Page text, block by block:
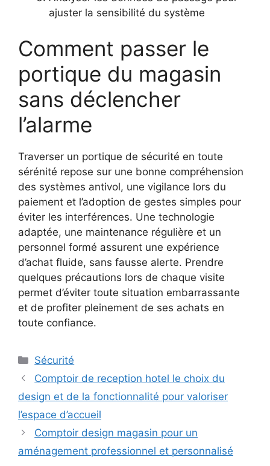
ajuster la sensibilité du système
Comment passer le
portique du magasin
sans déclencher
l’alarme
Traverser un portique de sécurité en toute
sérénité repose sur une bonne compréhension
des systèmes antivol, une vigilance lors du
paiement et l’adoption de gestes simples pour
éviter les interférences. Une technologie
adaptée, une maintenance régulière et un
personnel formé assurent une expérience
d’achat fluide, sans fausse alerte. Prendre
quelques précautions lors de chaque visite
permet d’éviter toute situation embarrassante
et de profiter pleinement de ses achats en
toute confiance.
Catégories
Sécurité
Comptoir de reception hotel le choix du
design et de la fonctionnalité pour valoriser
l’espace d’accueil
Comptoir design magasin pour un
aménagement professionnel et personnalisé